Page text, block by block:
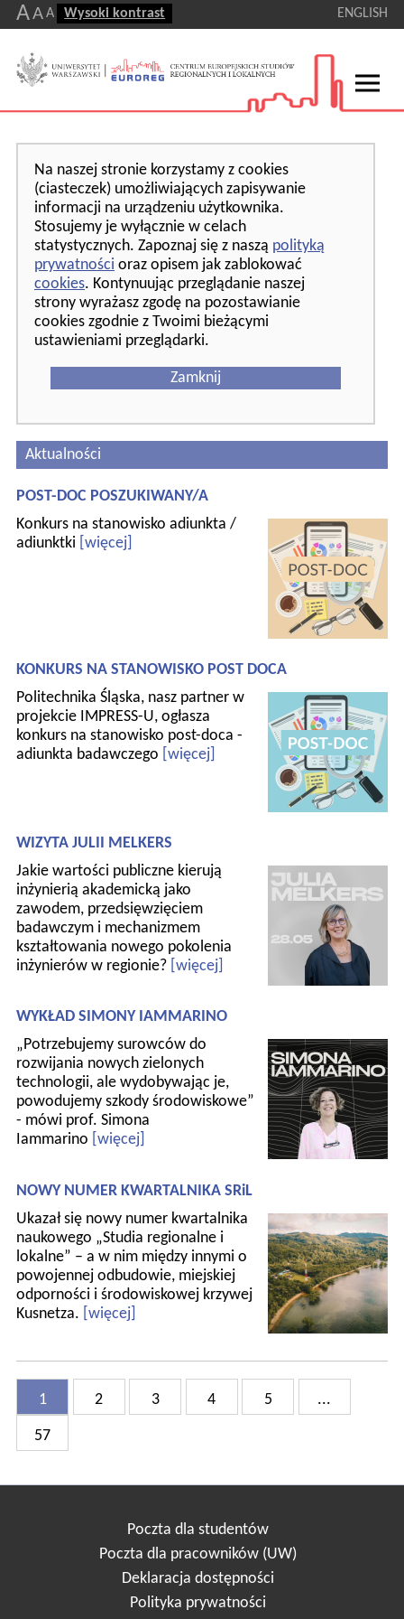
AA A Wysoki kontrast ENGLISH
Na naszej stronie korzystamy z cookies
(ciasteczek) umożliwiających zapisywanie
informacji na urządzeniu użytkownika.
Stosujemy je wyłącznie w celach
statystycznych. Zapoznaj się z naszą polityką
prywatności oraz opisem jak zablokować
cookies. Kontynuując przeglądanie naszej
strony wyrażasz zgodę na pozostawianie
cookies zgodnie z Twoimi bieżącymi
ustawieniami przeglądarki.
Zamknij
Aktualności
POST-DOC POSZUKIWANY/A
Konkurs na stanowisko adiunkta /
adiunktki [więcej]
KONKURS NA STANOWISKO POST DOCA
Politechnika Śląska, nasz partner w
projekcie IMPRESS-U, ogłasza
konkurs na stanowisko post-doca -
adiunkta badawczego [więcej]
WIZYTA JULII MELKERS
Jakie wartości publiczne kierują
inżynierią akademicką jako
zawodem, przedsięwzięciem
badawczym i mechanizmem
kształtowania nowego pokolenia
inżynierów w regionie? [więcej]
WYKŁAD SIMONY IAMMARINO
„Potrzebujemy surowców do
rozwijania nowych zielonych
technologii, ale wydobywając je,
powodujemy szkody środowiskowe”
- mówi prof. Simona
Iammarino [więcej]
NOWY NUMER KWARTALNIKA SRiL
Ukazał się nowy numer kwartalnika
naukowego „Studia regionalne i
lokalne” – a w nim między innymi o
powojennej odbudowie, miejskiej
odporności i środowiskowej krzywej
Kusnetza. [więcej]
1 2 3 4 5 ...
57
Poczta dla studentów
Poczta dla pracowników (UW)
Deklaracja dostępności
Polityka prywatności